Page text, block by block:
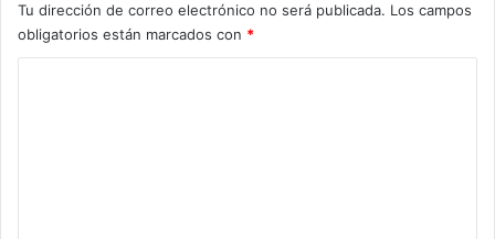
a
s
m
Tu dirección de correo electrónico no será publicada. Los campos
obligatorios están marcados con *